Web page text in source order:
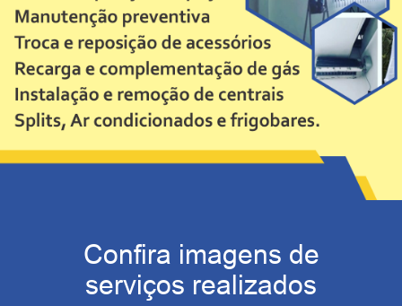
Confira imagens de
serviços realizados